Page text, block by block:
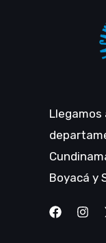
Llegamos
Boyacá y